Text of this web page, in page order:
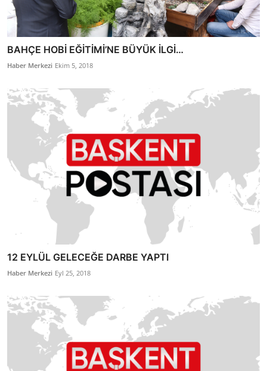
BAHÇE HOBİ EĞİTİMİ’NE BÜYÜK İLGİ…
Haber Merkezi Ekim 5, 2018
12 EYLÜL GELECEĞE DARBE YAPTI
Haber Merkezi Eyl 25, 2018